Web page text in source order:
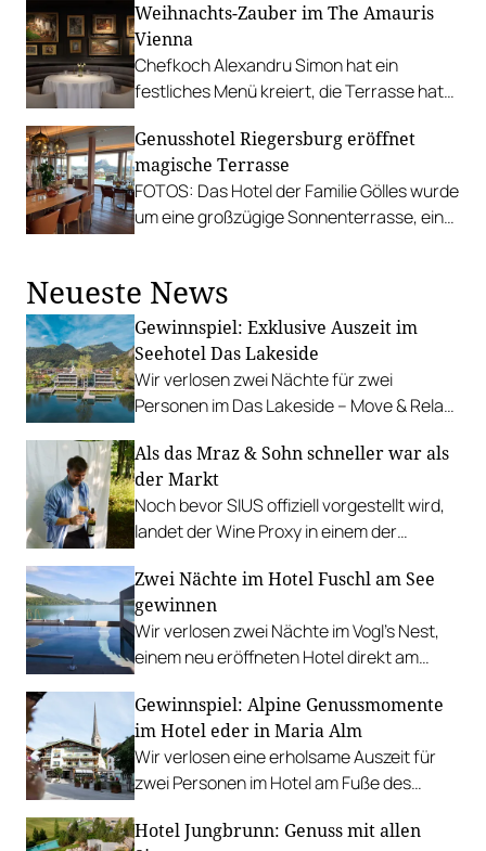
Weihnachts-Zauber im The Amauris
Vienna
Chefkoch Alexandru Simon hat ein
festliches Menü kreiert, die Terrasse hat
Weihnachtsgarten verwandelt.
Genusshotel Riegersburg eröffnet
magische Terrasse
FOTOS: Das Hotel der Familie Gölles wurde
um eine großzügige Sonnenterrasse, ein
Neueste News
Gewinnspiel: Exklusive Auszeit im
Seehotel Das Lakeside
Wir verlosen zwei Nächte für zwei
Personen im Das Lakeside – Move & Relax
Als das Mraz & Sohn schneller war als
der Markt
Noch bevor SIUS offiziell vorgestellt wird,
landet der Wine Proxy in einem der
Österreichs. Ein Zufall. Und irgendwie
auch keiner.
Zwei Nächte im Hotel Fuschl am See
gewinnen
Wir verlosen zwei Nächte im Vogl’s Nest,
einem neu eröffneten Hotel direkt am
Gewinnspiel: Alpine Genussmomente
im Hotel eder in Maria Alm
Wir verlosen eine erholsame Auszeit für
zwei Personen im Hotel am Fuße des
Hotel Jungbrunn: Genuss mit allen